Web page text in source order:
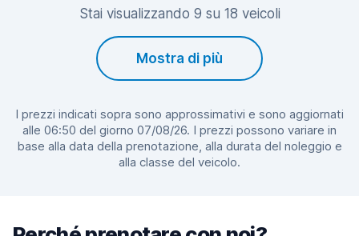
Stai visualizzando 9 su 18 veicoli
Mostra di più
I prezzi indicati sopra sono approssimativi e sono aggiornati
alle 06:50 del giorno 07/08/26. I prezzi possono variare in
base alla data della prenotazione, alla durata del noleggio e
alla classe del veicolo.